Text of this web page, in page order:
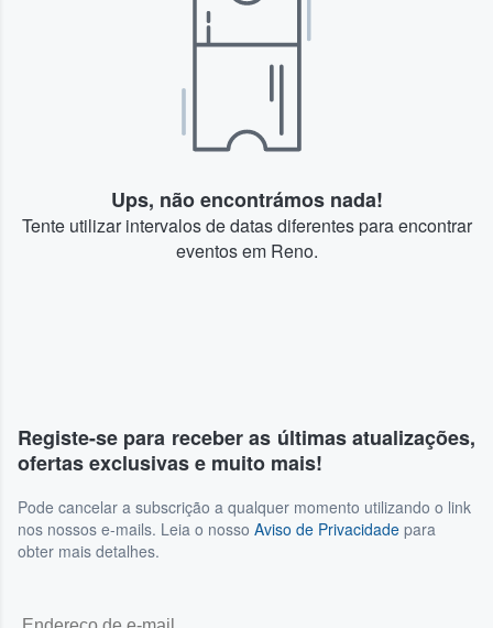
Ups, não encontrámos nada!
Tente utilizar intervalos de datas diferentes para encontrar
eventos em Reno.
Registe-se para receber as últimas atualizações,
ofertas exclusivas e muito mais!
Pode cancelar a subscrição a qualquer momento utilizando o link
nos nossos e-mails. Leia o nosso Aviso de Privacidade para
obter mais detalhes.